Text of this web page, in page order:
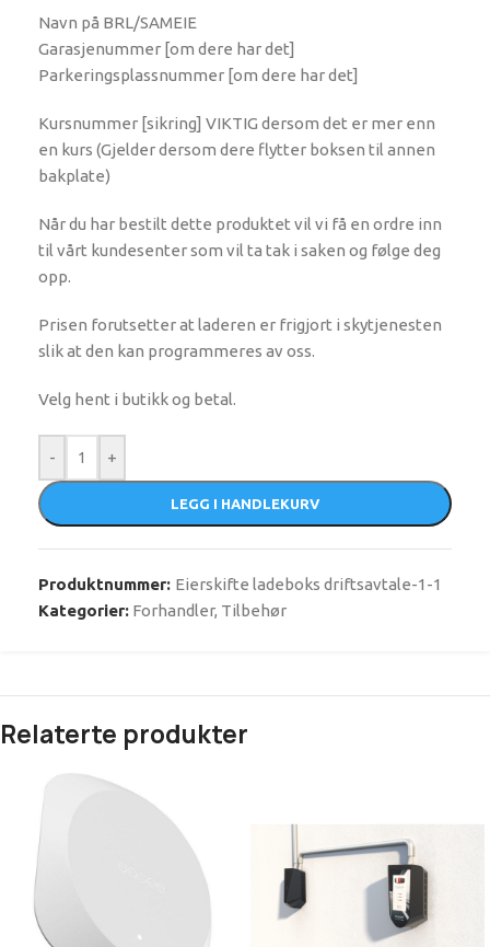
Navn på BRL/SAMEIE
Garasjenummer [om dere har det]
Parkeringsplassnummer [om dere har det]
Kursnummer [sikring] VIKTIG dersom det er mer enn
en kurs (Gjelder dersom dere flytter boksen til annen
bakplate)
Når du har bestilt dette produktet vil vi få en ordre inn
til vårt kundesenter som vil ta tak i saken og følge deg
opp.
Prisen forutsetter at laderen er frigjort i skytjenesten
slik at den kan programmeres av oss.
Velg hent i butikk og betal.
- +
LEGG I HANDLEKURV
Produktnummer: Eierskifte ladeboks driftsavtale-1-1
Kategorier: Forhandler, Tilbehør
Relaterte produkter